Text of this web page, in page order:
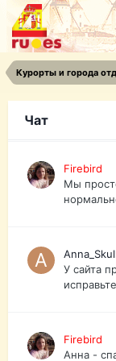
Курорты и города
Чат
Firebird
Друзья -
Firebird
Мы
У сайта
Firebird
Анна -